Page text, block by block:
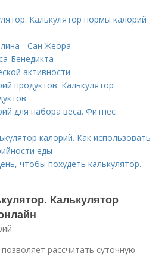
Калькулятор нормы калорий
- Сан Жеора
Бенедикта
активности
продуктов. Калькулятор
для набора веса. Фитнес
калорий. Как использовать
еды
чтобы похудеть калькулятор.
Калькулятор
рассчитать суточную